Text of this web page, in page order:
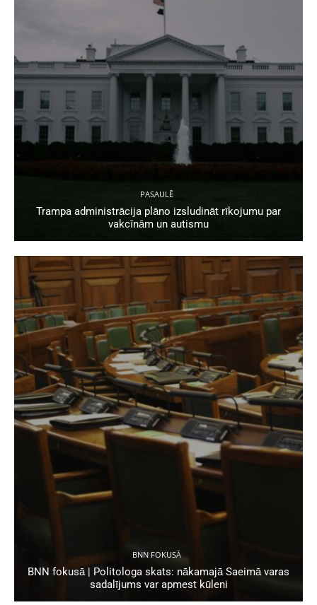
PASAULĒ
Trampa administrācija plāno izsludināt rīkojumu par
vakcīnām un autismu
BNN FOKUSĀ
BNN fokusā | Politologa skats: nākamajā Saeimā varas
sadalījums var apmest kūleni